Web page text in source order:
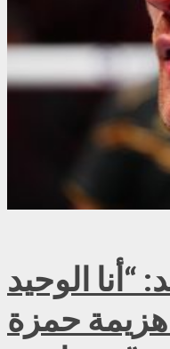
الوحيد
هزيمة حمزة